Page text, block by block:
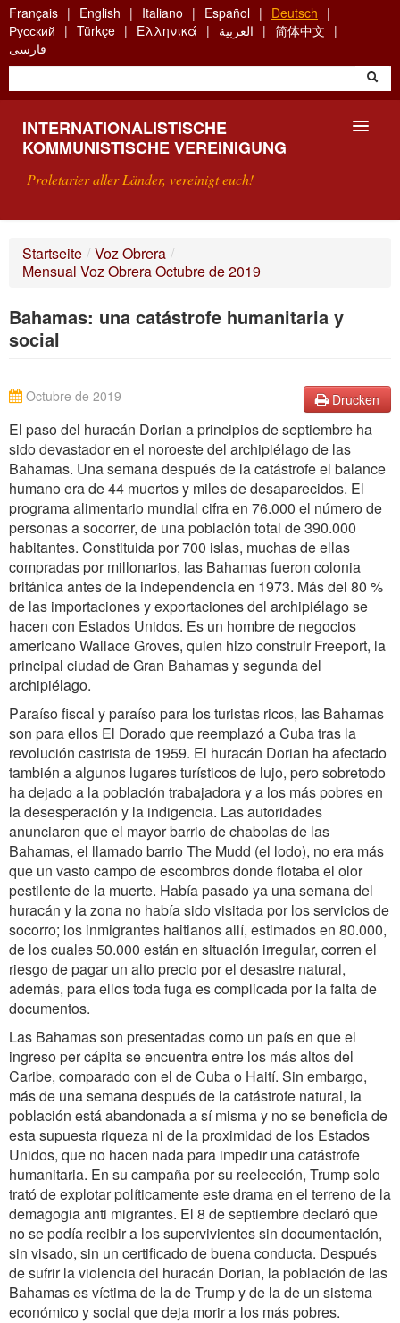
Skip
to
main
content
Français English Italiano Español
Deutsch
Русский
Türkçe Ελληνικά العربية
简体中文
فارسی
INTERNATIONALISTISCHE
KOMMUNISTISCHE VEREINIGUNG
Proletarier aller Länder, vereinigt euch!
WAS IST DIE IKV?
SUCHE
Startseite / Voz Obrera /
Mensual Voz Obrera Octubre de 2019
Bahamas: una catástrofe humanitaria y
social
Drucken
Octubre de 2019
El paso del huracán Dorian a principios de septiembre ha
sido devastador en el noroeste del archipiélago de las
Bahamas. Una semana después de la catástrofe el balance
humano era de 44 muertos y miles de desaparecidos. El
programa alimentario mundial cifra en 76.000 el número de
personas a socorrer, de una población total de 390.000
habitantes. Constituida por 700 islas, muchas de ellas
compradas por millonarios, las Bahamas fueron colonia
británica antes de la independencia en 1973. Más del 80 %
de las importaciones y exportaciones del archipiélago se
hacen con Estados Unidos. Es un hombre de negocios
americano Wallace Groves, quien hizo construir Freeport, la
principal ciudad de Gran Bahamas y segunda del
archipiélago.
Paraíso fiscal y paraíso para los turistas ricos, las Bahamas
son para ellos El Dorado que reemplazó a Cuba tras la
revolución castrista de 1959. El huracán Dorian ha afectado
también a algunos lugares turísticos de lujo, pero sobretodo
ha dejado a la población trabajadora y a los más pobres en
la desesperación y la indigencia. Las autoridades
anunciaron que el mayor barrio de chabolas de las
Bahamas, el llamado barrio The Mudd (el lodo), no era más
que un vasto campo de escombros donde flotaba el olor
pestilente de la muerte. Había pasado ya una semana del
huracán y la zona no había sido visitada por los servicios de
socorro; los inmigrantes haitianos allí, estimados en 80.000,
de los cuales 50.000 están en situación irregular, corren el
riesgo de pagar un alto precio por el desastre natural,
además, para ellos toda fuga es complicada por la falta de
documentos.
Las Bahamas son presentadas como un país en que el
ingreso per cápita se encuentra entre los más altos del
Caribe, comparado con el de Cuba o Haití. Sin embargo,
más de una semana después de la catástrofe natural, la
población está abandonada a sí misma y no se beneficia de
esta supuesta riqueza ni de la proximidad de los Estados
Unidos, que no hacen nada para impedir una catástrofe
humanitaria. En su campaña por su reelección, Trump solo
trató de explotar políticamente este drama en el terreno de la
demagogia anti migrantes. El 8 de septiembre declaró que
no se podía recibir a los supervivientes sin documentación,
sin visado, sin un certificado de buena conducta. Después
de sufrir la violencia del huracán Dorian, la población de las
Bahamas es víctima de la de Trump y de la de un sistema
económico y social que deja morir a los más pobres.